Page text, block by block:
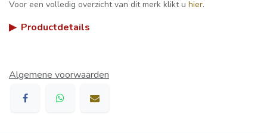
Voor een volledig overzicht van dit merk klikt u hier.
▶ Productdetails
Algemene voorwaarden